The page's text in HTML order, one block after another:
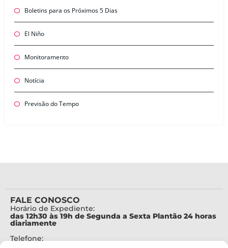
Boletins para os Próximos 5 Dias
El Niño
Monitoramento
Notícia
Previsão do Tempo
FALE CONOSCO
Horário de Expediente:
das 12h30 às 19h de Segunda a Sexta Plantão 24 horas
diariamente
Telefone: